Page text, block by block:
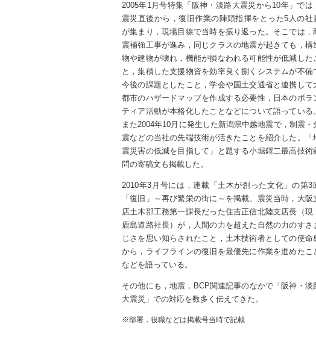
2005年1月号特集「阪神・淡路大震災から10年」では
震災直後から，復旧作業の陣頭指揮をとった5人の社
が集まり，現場目線で当時を振り返った。そこでは，
震補強工事が進み，同じクラスの地震が起きても，構
物や建物が壊れ，機能が損なわれる可能性が低減した
と，集積した支援物資を効率良く捌くシステムが不備
今後の課題としたこと，学会や国土交通省と連携して
都市のハザードマップを作成する必要性，日本のボラ
ティア活動が本格化したことなどについて語っている。
また2004年10月に発生した新潟県中越地震で，制震・
震などの当社の先端技術が活きたことを紹介した。「
震災害の低減を目指して」と題する小堀鐸二最高技術
問の寄稿文も掲載した。
2010年3月号には，連載「土木が創った文化」の第3
「復旧」～再び繁栄の街に～を掲載。震災当時，大阪
店土木部工務第一課長だった住吉正信北陸支店長（現
鹿島道路社長）が，人間の力を超えた自然の力のすさ
じさを思い知らされたこと，土木技術者としての使命
から，ライフラインの復旧を最優先に作業を進めたこ
などを語っている。
その他にも，地震，BCP関連記事のなかで「阪神・淡
大震災」での対応を数多く伝えてきた。
※部署，役職などは掲載号当時で記載